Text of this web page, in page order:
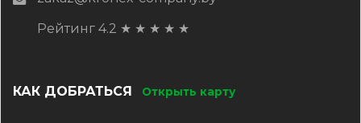
Рейтинг 4.2 ★ ★ ★ ★ ★
КАК ДОБРАТЬСЯ Открыть карту